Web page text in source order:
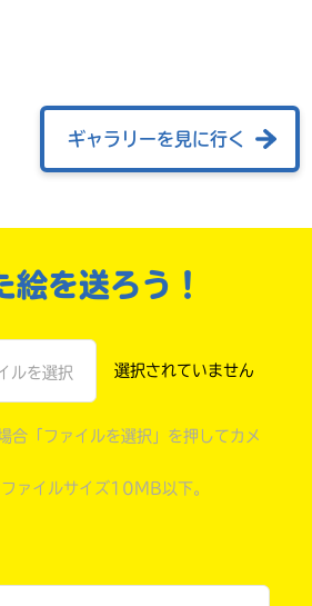
ギャラリーを見に行く
絵を送ろう！
ルを選択
合「ファイルを選択」を押してカメ
ァイルサイズ10MB以下。